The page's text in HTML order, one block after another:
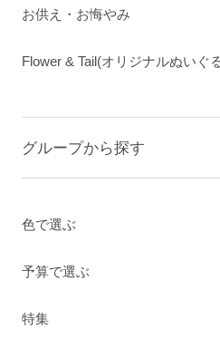
お供え・お悔やみ
Flower & Tail(オリジナルぬいぐ
グループから探す
色で選ぶ
予算で選ぶ
特集